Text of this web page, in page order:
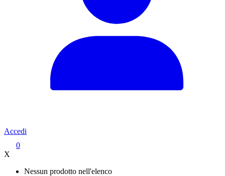
Accedi
0
X
Nessun prodotto nell'elenco